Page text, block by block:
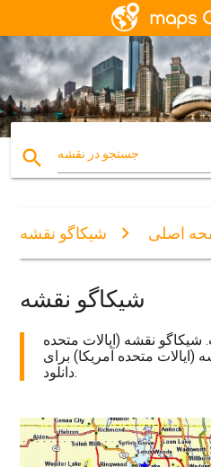
search جستجو در نقشه
اصلی شیکاگو نقشه
شیکاگو نقشه
نقشه (ایالات متحده
(ایالات متحده آمریکا) برای
دانلود.